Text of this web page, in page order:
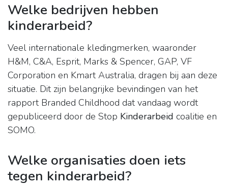
Welke bedrijven hebben
kinderarbeid?
Veel internationale kledingmerken, waaronder
H&M, C&A, Esprit, Marks & Spencer, GAP, VF
Corporation en Kmart Australia, dragen bij aan deze
situatie. Dit zijn belangrijke bevindingen van het
rapport Branded Childhood dat vandaag wordt
gepubliceerd door de Stop Kinderarbeid coalitie en
SOMO.
Welke organisaties doen iets
tegen kinderarbeid?